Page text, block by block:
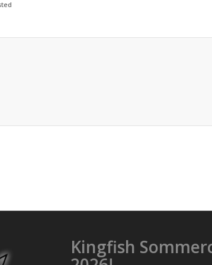
Kingfish